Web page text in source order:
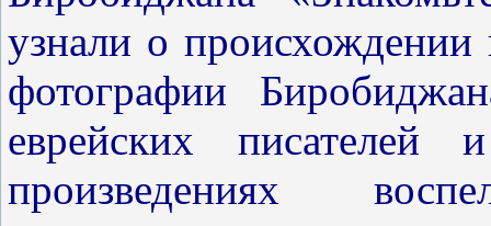
узнали о происхождении
фотографии
еврейских
произведениях